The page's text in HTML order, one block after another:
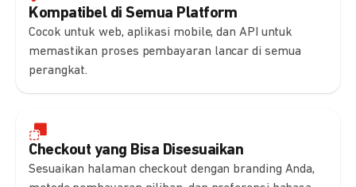
Kompatibel di Semua Platform
Cocok untuk web, aplikasi mobile, dan API untuk
memastikan proses pembayaran lancar di semua
perangkat.
Checkout yang Bisa Disesuaikan
Sesuaikan halaman checkout dengan branding Anda,